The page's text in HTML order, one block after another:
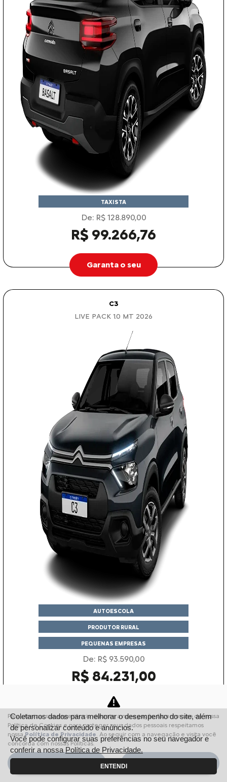
TAXISTA
De: R$ 128.890,00
R$ 99.266,76
Garanta o seu
C3
LIVE PACK 1.0 MT 2026
AUTOESCOLA
PRODUTOR RURAL
PEQUENAS EMPRESAS
De: R$ 93.590,00
R$ 84.231,00
Garanta o seu
C3
XTR 1.0 MT 2026
Para otimizar sua experiência durante a navegação, fazemos uso de nossa
Política de Cookies e para proteger seus dados pessoais respeitamos
nossaPolítica de Privacidade. Ao seguir com a navegação e visita você
concorda com nossas Políticas.
Coletamos dados para melhorar o desempenho do site, além
de personalizar conteúdo e anúncios.
Você pode configurar suas preferências no seu navegador e
conferir a nossa Política de Privacidade.
ENTENDI